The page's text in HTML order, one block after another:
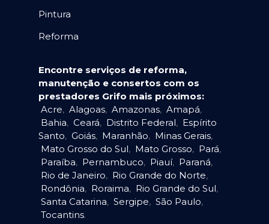
Pintura
Reforma
Encontre serviços de reforma,
manutenção e consertos com os
prestadores Grifo mais próximos:
Acre, Alagoas, Amazonas, Amapá,
Bahia, Ceará, Distrito Federal, Espírito
Santo, Goiás, Maranhão, Minas Gerais,
Mato Grosso do Sul, Mato Grosso, Pará,
Paraíba, Pernambuco, Piauí, Paraná,
Rio de Janeiro, Rio Grande do Norte,
Rondônia, Roraima, Rio Grande do Sul,
Santa Catarina, Sergipe, São Paulo,
Tocantins.